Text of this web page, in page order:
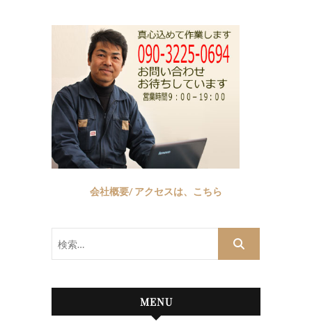
会社概要/ アクセスは、こちら
MENU